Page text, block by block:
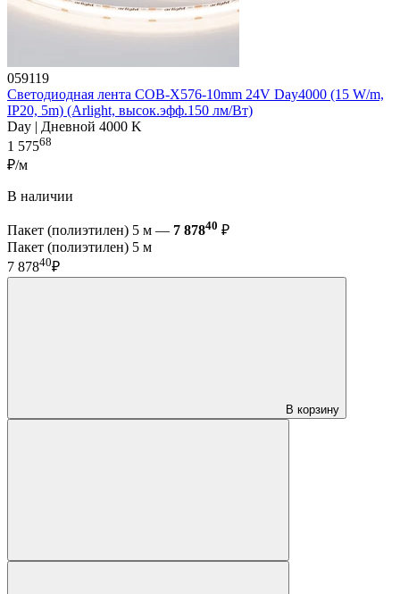
059119
Светодиодная лента COB-X576-10mm 24V Day4000 (15 W/m,
IP20, 5m) (Arlight, высок.эфф.150 лм/Вт)
Day | Дневной 4000 K
1 57568
₽/м
В наличии
Пакет (полиэтилен) 5 м — 7 87840 ₽
Пакет (полиэтилен) 5 м
7 87840₽
В корзину